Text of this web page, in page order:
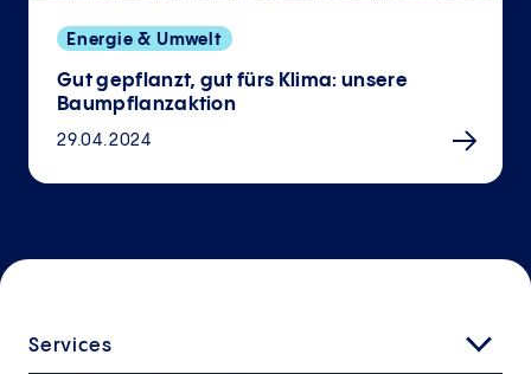
Energie & Umwelt
Gut gepflanzt, gut fürs Klima: unsere
Baumpflanzaktion
29.04.2024
Services